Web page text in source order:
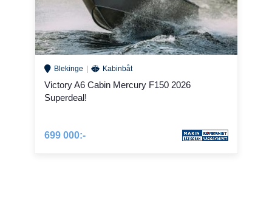
Blekinge Kabinbåt
Victory A6 Cabin Mercury F150 2026
Superdeal!
699 000:-